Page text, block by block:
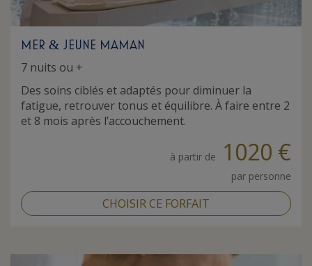
MER & JEUNE MAMAN
7 nuits ou +
Des soins ciblés et adaptés pour diminuer la
fatigue, retrouver tonus et équilibre. À faire entre 2
et 8 mois après l’accouchement.
à partir de 1020 €
par personne
CHOISIR CE FORFAIT